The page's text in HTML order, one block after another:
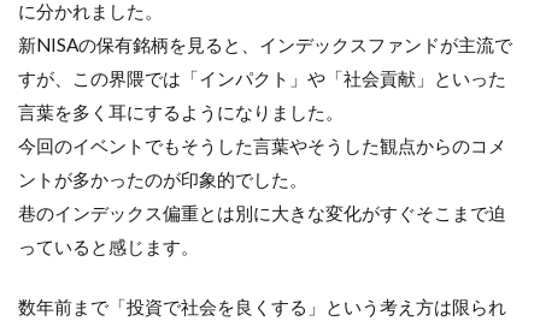
に分かれました。
新NISAの保有銘柄を見ると、インデックスファンドが主流で
すが、この界隈では「インパクト」や「社会貢献」といった
言葉を多く耳にするようになりました。
今回のイベントでもそうした言葉やそうした観点からのコメ
ントが多かったのが印象的でした。
巷のインデックス偏重とは別に大きな変化がすぐそこまで迫
っていると感じます。
数年前まで「投資で社会を良くする」という考え方は限られ